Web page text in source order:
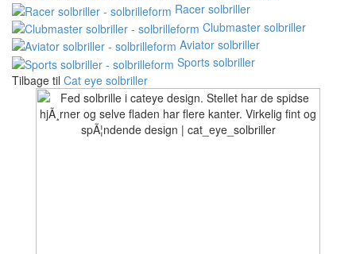
Racer solbriller
Clubmaster solbriller
Aviator solbriller
Sports solbriller
Tilbage til Cat eye solbriller